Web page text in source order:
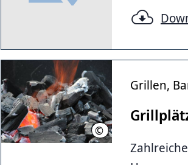
© Lachmund, Region
Grillen,